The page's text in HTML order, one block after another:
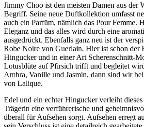
Jimmy Choo ist den meisten Damen aus der
Begriff. Seine neue Duftkollektion umfasst
auch ein Parfüm, nämlich das Pour Femme.
Eleganz und das alles wird durch eine
ausgedrückt. Ebenfalls ganz neu ist der
Robe Noire von Guerlain. Hier ist schon der
Hingucker und in einer Art Scherenschnitt-
Lotusblüte auf Pfirsich trifft und begleitet
Ambra, Vanille und Jasmin, dann sind wir
von Lalique.
Edel und ein echter Hingucker verleiht
Trägerin eine verführerische und
überall für Aufsehen sorgt. Aufsehen erregt